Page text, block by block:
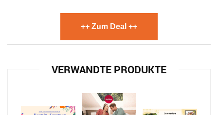
++ Zum Deal ++
VERWANDTE PRODUKTE